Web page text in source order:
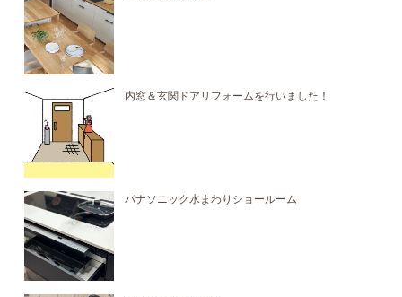
内窓＆玄関ドアリフォームを行いました！
パナソニック水まわりショールーム